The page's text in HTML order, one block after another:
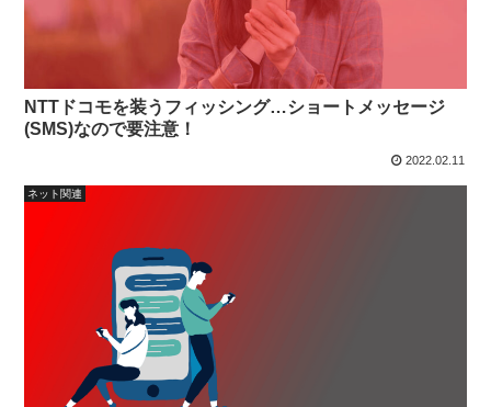
NTTドコモを装うフィッシング…ショートメッセージ
(SMS)なので要注意！
2022.02.11
ネット関連